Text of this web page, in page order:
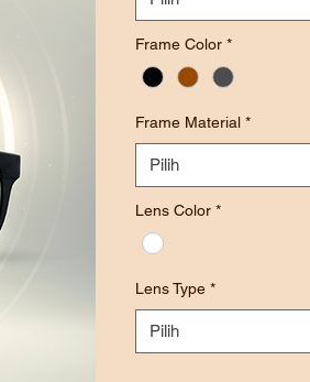
Frame Color *
Frame Material *
Pilih
Lens Color *
Lens Type *
Pilih